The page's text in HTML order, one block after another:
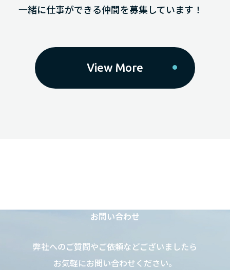
一緒に仕事ができる仲間を募集しています！
View More
お問い合わせ
弊社へのご質問やご依頼などございましたら
お気軽にお問い合わせください。